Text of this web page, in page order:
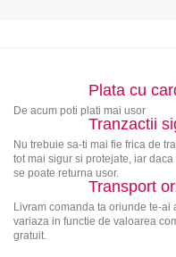
Plata cu
De acum poti plati mai usor
Tranzactii
Nu trebuie sa-ti mai fie frica de
tot mai sigur si protejate, iar
se poate returna usor.
Transport
Livram comanda ta oriunde te-ai
variaza in functie de valoarea
gratuit.